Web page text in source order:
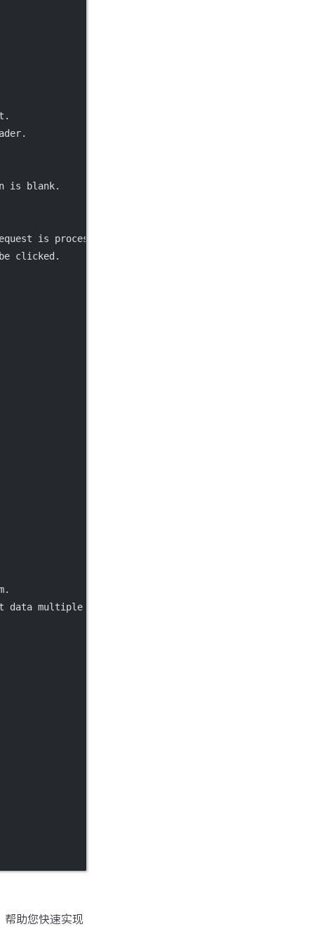
is blank.
is processing.
clicked.
data multiple times.
帮助您快速实现